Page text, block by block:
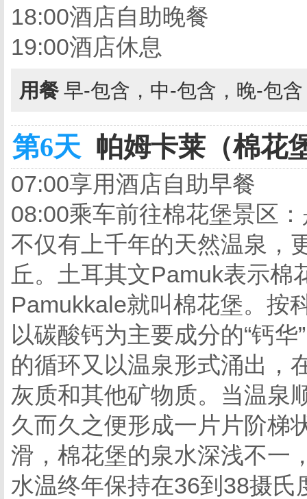
18:00酒店自助晚餐
19:00酒店休息
用餐 早-包含，中-包含，晚-包
第6天 帕姆卡莱（棉花
07:00享用酒店自助早餐
08:00乘车前往棉花堡景区
不仅有上千年的天然温泉，
丘。土耳其文Pamuk表示棉
Pamukkale就叫棉花堡。按
以碳酸钙为主要成分的“钙
的循环又以温泉形式涌出，
灰质和其他矿物质。当温泉
久而久之便形成一片片阶梯
滑，棉花堡的泉水深浅不一
水温终年保持在36到38摄